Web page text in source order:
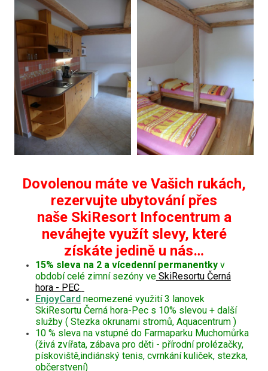
Dovolenou máte ve Vašich rukách,
rezervujte ubytování přes
naše SkiResort Infocentrum a
neváhejte využít slevy, které
získáte jedině u nás…
15% sleva na 2 a vícedenní permanentkyv
období celé zimní sezóny veSkiResortu Černá
hora - PEC
EnjoyCard neomezené využití 3 lanovek
SkiResortu Černá hora-Pec s 10% slevou + další
služby ( Stezka okrunami stromů, Aquacentrum )
10 % sleva na vstupné do Farmaparku Muchomůrka
(živá zvířata, zábava pro děti - přírodní prolézačky,
pískoviště,indiánský tenis, cvrnkání kuliček, stezka,
občerstvení)